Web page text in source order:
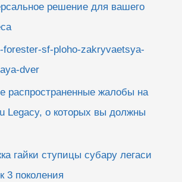
решение для вашего
forester-sf-ploho-zakryvaetsya-
dver
распространенные жалобы на
Legacy, о которых вы должны
гайки ступицы субару легаси
3 поколения